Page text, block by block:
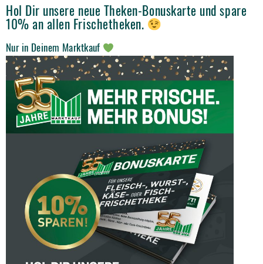
Hol Dir unsere neue Theken-Bonuskarte und spare
10% an allen Frischetheken.
Nur in Deinem Marktkauf